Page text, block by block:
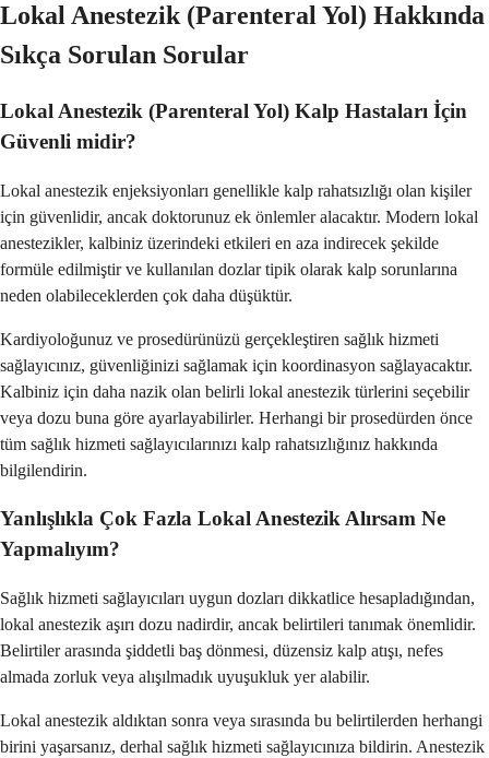
Lokal Anestezik (Parenteral Yol) Hakkında
Sıkça Sorulan Sorular
Lokal Anestezik (Parenteral Yol) Kalp Hastaları İçin
Güvenli midir?
Lokal anestezik enjeksiyonları genellikle kalp rahatsızlığı olan kişiler
için güvenlidir, ancak doktorunuz ek önlemler alacaktır. Modern lokal
anestezikler, kalbiniz üzerindeki etkileri en aza indirecek şekilde
formüle edilmiştir ve kullanılan dozlar tipik olarak kalp sorunlarına
neden olabileceklerden çok daha düşüktür.
Kardiyoloğunuz ve prosedürünüzü gerçekleştiren sağlık hizmeti
sağlayıcınız, güvenliğinizi sağlamak için koordinasyon sağlayacaktır.
Kalbiniz için daha nazik olan belirli lokal anestezik türlerini seçebilir
veya dozu buna göre ayarlayabilirler. Herhangi bir prosedürden önce
tüm sağlık hizmeti sağlayıcılarınızı kalp rahatsızlığınız hakkında
bilgilendirin.
Yanlışlıkla Çok Fazla Lokal Anestezik Alırsam Ne
Yapmalıyım?
Sağlık hizmeti sağlayıcıları uygun dozları dikkatlice hesapladığından,
lokal anestezik aşırı dozu nadirdir, ancak belirtileri tanımak önemlidir.
Belirtiler arasında şiddetli baş dönmesi, düzensiz kalp atışı, nefes
almada zorluk veya alışılmadık uyuşukluk yer alabilir.
Lokal anestezik aldıktan sonra veya sırasında bu belirtilerden herhangi
birini yaşarsanız, derhal sağlık hizmeti sağlayıcınıza bildirin. Anestezik